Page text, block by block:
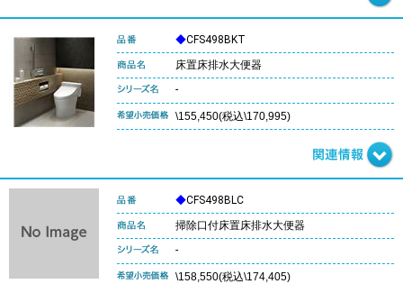
◆CFS498BKT
床置床排水大便器
-
\155,450(税込\170,995)
◆CFS498BLC
掃除口付床置床排水大便器
-
\158,550(税込\174,405)